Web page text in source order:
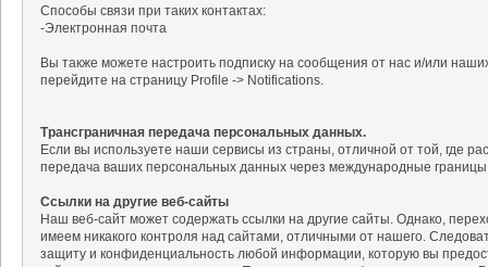
Способы связи при таких контактах:
-Электронная почта
Вы также можете настроить подписку на сообщения от нас и/или
перейдите на страницу Profile -> Notifications.
Трансграничная передача персональных данных.
Если вы используете наши сервисы из страны, отличной от той, где
передача ваших персональных данных через международные
Ссылки на другие веб-сайты
Наш веб-сайт может содержать ссылки на другие сайты. Однако,
имеем никакого контроля над сайтами, отличными от нашего.
защиту и конфиденциальность любой информации, которую вы